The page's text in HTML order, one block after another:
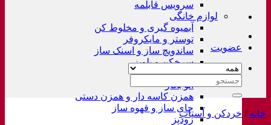
سرویس قابلمه
لوازم خانگی
آبمیوه گیری و مخلوط کن
توستر و مایکروفر
ساندویچ ساز و اسنک ساز
سرخکن و پلوپز
غذاساز
اتو بخار
همزن کاسه دار و همزن دستی
چای ساز و قهوه ساز
زودپز
عضویت
جستجو
خانه / خردکن و آسیاب